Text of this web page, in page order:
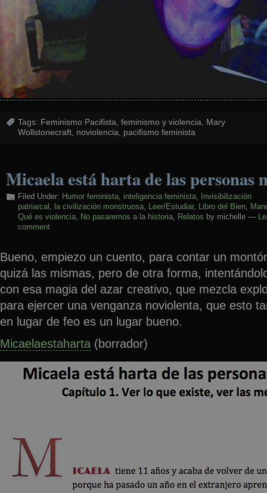
Tags: Feminismo Pacifista, feminismo y violencia, Mary
Wollstonecraft, noviolencia, pacifismo feminista
Micaela está harta de las personas
Filed Under: Humor feminista, inteligencia feminista,
Invisibilización
patriarcal , la civilización monstruosa, Leer/Estudiar, Libro del Bien,
Qué es violencia, No pasaremos a la historia, Relatos by michelle —
comment
Bueno, empiezo un cuento, para contar un
quizá las mismas, pero de otra forma,
con esa magia del azar creativo, que mezcla
para ejercer una venganza noviolenta, que esto
en lugar de feo es un lugar bueno.
Micaelaestaharta (borrador)